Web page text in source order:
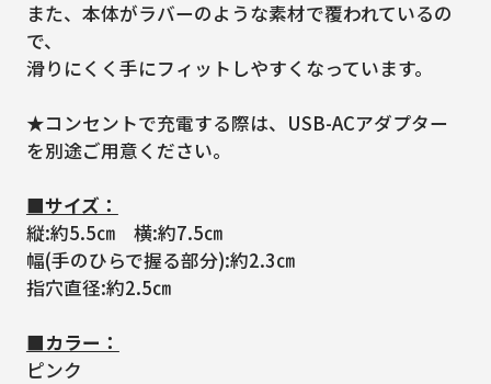
また、本体がラバーのような素材で覆われているの
で、
滑りにくく手にフィットしやすくなっています。
★コンセントで充電する際は、USB-ACアダプター
を別途ご用意ください。
■サイズ：
縦:約5.5㎝ 横:約7.5㎝
幅(手のひらで握る部分):約2.3㎝
指穴直径:約2.5㎝
■カラー：
ピンク